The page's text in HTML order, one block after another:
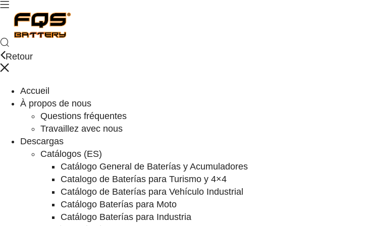
Retour
Accueil
À propos de nous
Questions fréquentes
Travaillez avec nous
Descargas
Catálogos (ES)
Catálogo General de Baterías y Acumuladores
Catalogo de Baterías para Turismo y 4×4
Catálogo de Baterías para Vehículo Industrial
Catálogo Baterías para Moto
Catálogo Baterías para Industria